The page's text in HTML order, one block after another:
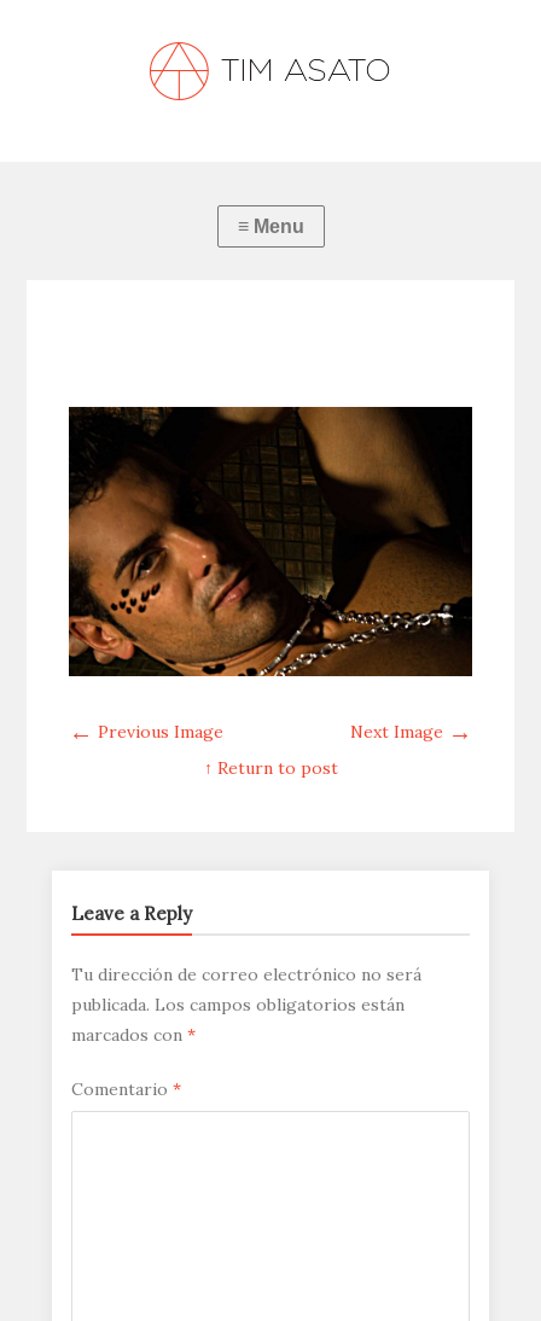
← Previous Image Next Image →
↑ Return to post
Leave a Reply
Tu dirección de correo electrónico no será
publicada. Los campos obligatorios están
marcados con *
Comentario *